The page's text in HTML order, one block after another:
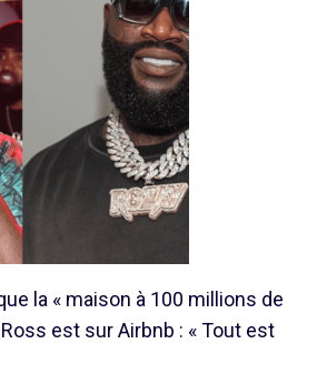
la « maison à 100 millions de
est sur Airbnb : « Tout est